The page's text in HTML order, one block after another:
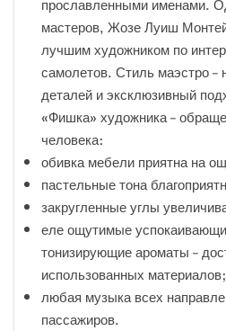
мастеров, Жозе Луиш
лучшим художником по
самолетов. Стиль маэстро –
деталей и эксклюзивный
«Фишка» художника –
человека:
обивка мебели приятна на
пастельные тона
закругленные углы
еле ощутимые
тонизирующие ароматы –
использованных материалов;
любая музыка всех
пассажиров.